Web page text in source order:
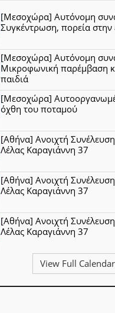
[Μεσοχώρα] Αυτόνομη
Συγκέντρωση, πορεία
[Μεσοχώρα] Αυτόνομη
Μικροφωνική παρέμβαση
παιδιά
[Μεσοχώρα]
όχθη του ποταμού
[Αθήνα] Ανοιχτή
Λέλας Καραγιάννη 37
[Αθήνα] Ανοιχτή
Λέλας Καραγιάννη 37
[Αθήνα] Ανοιχτή
Λέλας Καραγιάννη 37
View Full Calendar